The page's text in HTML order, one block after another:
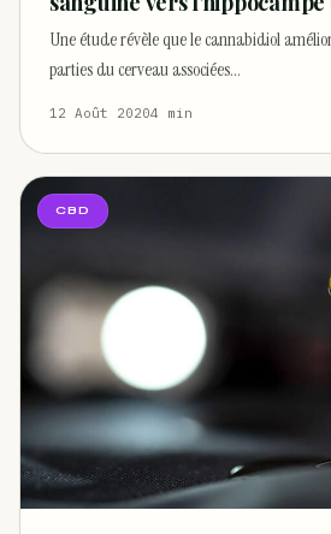
Une étude révèle que le cannabidiol
parties du cerveau associées…
12 Août 20204 min
CBD